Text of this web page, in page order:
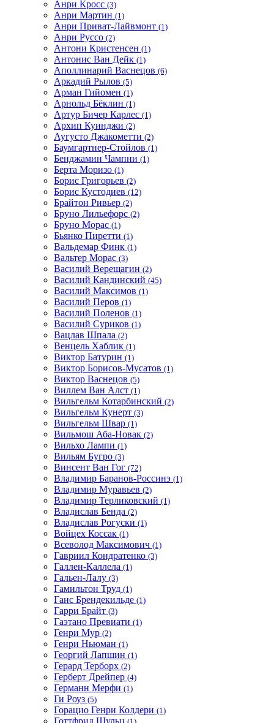
Анри Кросс (3)
Анри Мартин (1)
Анри Приват-Лайвмонт (1)
Анри Руссо (2)
Антони Кристенсен (1)
Антонис Ван Дейк (1)
Аполлинарий Васнецов (6)
Аркадий Рылов (5)
Арман Гийомен (1)
Арнольд Бёклин (1)
Артур Бичер Карлес (1)
Архип Куинджи (2)
Аугусто Джакометти (2)
Баумгартнер-Стойлов (1)
Бенджамин Чампни (1)
Берта Моризо (1)
Борис Григорьев (2)
Борис Кустодиев (12)
Брайтон Ривьер (2)
Бруно Лильефорс (2)
Бруно Морас (1)
Бьянко Пиретти (1)
Вальдемар Финк (1)
Вальтер Морас (3)
Василий Верещагин (2)
Василий Кандинский (45)
Василий Максимов (1)
Василий Перов (1)
Василий Поленов (1)
Василий Суриков (1)
Вацлав Шпала (2)
Венцель Хаблик (1)
Виктор Батурин (1)
Виктор Борисов-Мусатов (1)
Виктор Васнецов (5)
Виллем Ван Алст (1)
Вильгельм Котарбинский (2)
Вильгельм Кунерт (3)
Вильгельм Швар (1)
Вильмош Аба-Новак (2)
Вильхо Лампи (1)
Вильям Бугро (3)
Винсент Ван Гог (72)
Владимир Баранов-Россинэ (1)
Владимир Муравьев (2)
Владимир Терликовский (1)
Владислав Бенда (2)
Владислав Рогуски (1)
Войцех Коссак (1)
Всеволод Максимович (1)
Гавриил Кондратенко (3)
Галлен-Каллела (1)
Гальен-Лалу (3)
Гамильтон Труд (1)
Ганс Брендекильде (1)
Гарри Брайт (3)
Гаэтано Превиати (1)
Генри Мур (2)
Генри Ньюман (1)
Георгий Лапшин (1)
Герард Терборх (2)
Герберт Дрейпер (4)
Германн Мерфи (1)
Ги Роуз (5)
Горацио Генри Колдери (1)
Готтфрид Шульц